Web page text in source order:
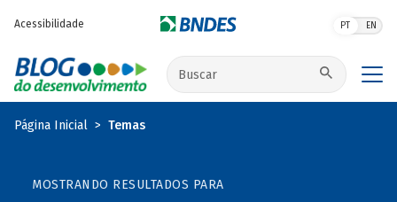
Acessibilidade PT EN
Buscar no site
Página Inicial Temas
MOSTRANDO RESULTADOS PARA